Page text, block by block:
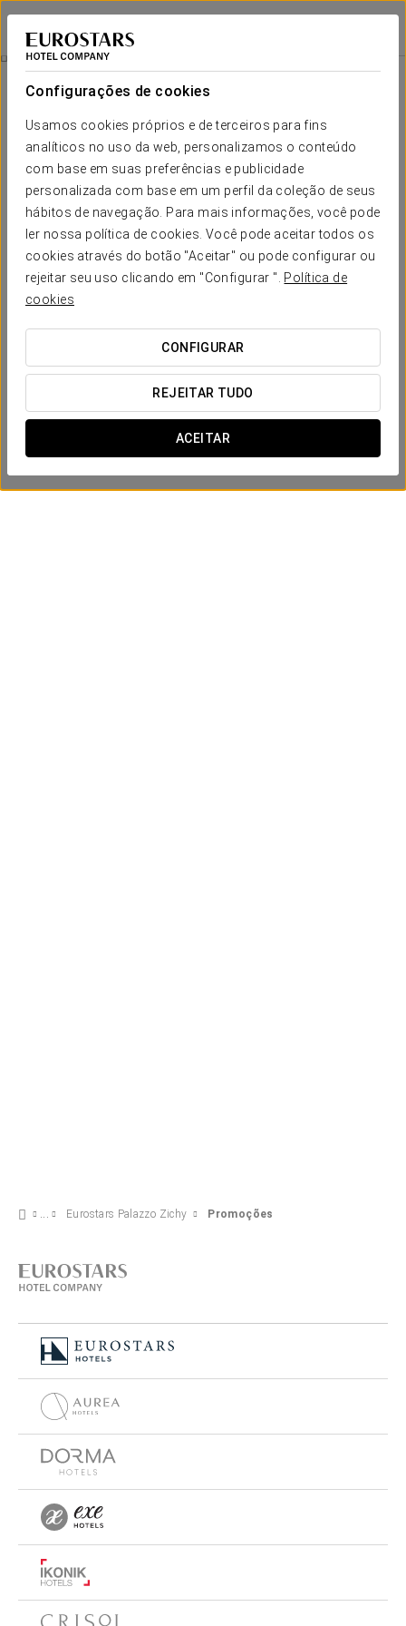
Configurações de cookies
Usamos cookies próprios e de terceiros para fins
analíticos no uso da web, personalizamos o conteúdo
com base em suas preferências e publicidade
personalizada com base em um perfil da coleção de seus
hábitos de navegação. Para mais informações, você pode
ler nossa política de cookies. Você pode aceitar todos os
cookies através do botão "Aceitar" ou pode configurar ou
rejeitar seu uso clicando em "Configurar ". Política de
cookies
CONFIGURAR
REJEITAR TUDO
ACEITAR
Eurostars Palazzo Zichy
BUDAPESTE
Promoções
Promoções
Experiência romântica
25 €
Eurostars Palazzo Zichy Promoções